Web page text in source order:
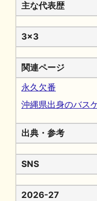
主な代表歴
3x3
関連ページ
永久欠番
沖縄県出身のバス
出典・参考
SNS
2026-27